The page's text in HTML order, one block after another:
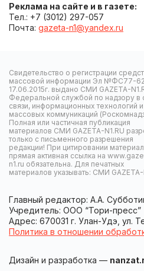
Реклама на сайте и в газете:
Тел.: +7 (3012) 297-057
Почта: gazeta-n1@yandex.ru
Свидетельство о регистрации
массовой информации Эл №ФС77-
17.06.2015г. выдано СМИ GAZETA-
Федеральной службой по надзору в
связи, информационных технологий и
массовых коммуникаций
Полная или частичная публикация
материалов СМИ GAZETA-N1.RU
только с письменного разрешения
редакции! При цитировании
прямая активная ссылка на
n1.ru обязательна. Для печатных
материалов указывать: СМИ GAZETA-
Главный редактор: А.А.
Учредитель: ООО “Тори-пресс”
Адрес: 670031 г. Улан-Удэ, ул.
Политика в отношении
Дизайн и разработка —